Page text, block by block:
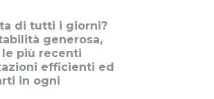
di tutti i giorni?
generosa,
più recenti
efficienti ed
in ogni